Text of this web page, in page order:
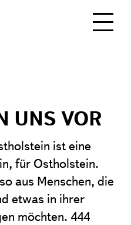
UNS VOR
ist eine
für Ostholstein.
aus Menschen, die
etwas in ihrer
möchten. 444